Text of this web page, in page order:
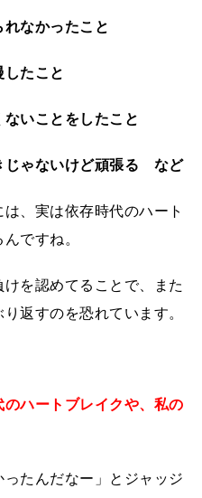
れなかったこと
したこと
ないことをしたこと
じゃないけど頑張る など
、実は依存時代のハート
ですね。
を認めてることで、また
返すのを恐れています。
ハートブレイクや、私の
ったんだなー」とジャッジ